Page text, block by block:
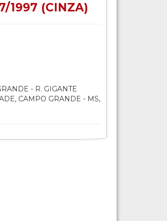
1997 (CINZA)
- R. GIGANTE
CAMPO GRANDE - MS,